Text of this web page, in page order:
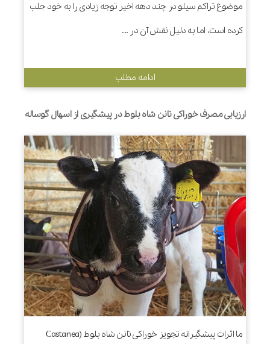
موضوع تراکم سیلو در چند دهه اخیر توجه زیادی را به خود جلب
کرده است، اما به دلیل نقش آن در ...
ادامه مطلب
ارزیابی مصرف خوراکی تانن شاه بلوط در پیشگیری از اسهال گوساله
ما اثرات پیشگیرانه تجویز خوراکی تانن شاه بلوط (Castanea